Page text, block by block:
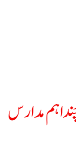
اہم مدارس